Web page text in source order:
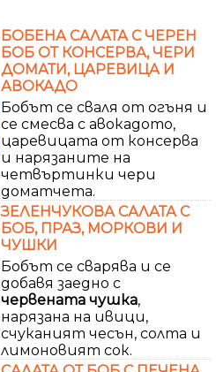
БОБЕНА САЛАТА С ЧЕРЕН
БОБ ОТ КОНСЕРВА, ЧЕРИ
ДОМАТИ, ЦАРЕВИЦА И
АВОКАДО
Бобът се сваля от огъня и
се смесва с авокадото,
царевицата от консерва
и нарязаните на
четвъртинки чери
доматчета.
ЗЕЛЕНЧУКОВА САЛАТА С
БОБ, ПРАЗ, МОРКОВИ И
ЧУШКИ
Бобът се сварява и се
добавя заедно с
червената чушка,
нарязана на ивици,
счуканият чесън, солта и
лимоновият сок.